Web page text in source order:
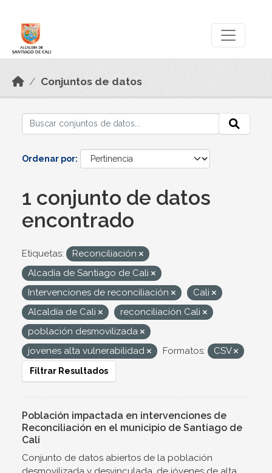
Conjuntos de datos
Ordenar por
1 conjunto de datos
encontrado
Etiquetas:
Reconciliación
Alcadía de Santiago de Cali
Intervenciones de reconciliación
Cali
Alcaldía de Cali
reconciliación Cali
población desmovilizada
jovenes alta vulnerabilidad
Formatos: CSV
Filtrar Resultados
Población impactada en intervenciones de
Reconciliación en el municipio de Santiago de
Cali
Conjunto de datos abiertos de la población